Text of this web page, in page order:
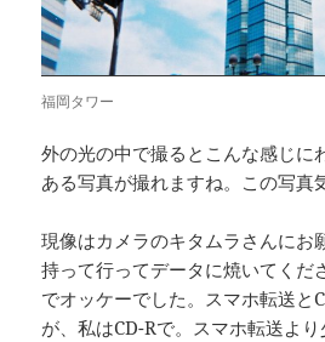
福岡タワー
外の光の中で撮るとこんな感じに
ある写真が撮れますね。この写真
現像はカメラのキタムラさんにお
持って行ってデータに焼いてくだ
でオッケーでした。スマホ転送と
が、私はCD-Rで。スマホ転送よ